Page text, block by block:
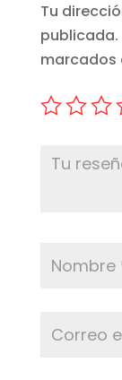
Tu
publicada.
marcados